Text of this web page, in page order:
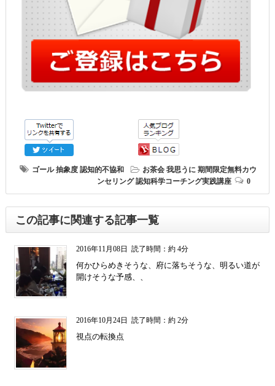
ゴール 抽象度 認知的不協和 お茶会 我思うに 期間限定無料カウ
ンセリング 認知科学コーチング実践講座 0
この記事に関連する記事一覧
2016年11月08日 読了時間：約 4分
何かひらめきそうな、府に落ちそうな、明るい道が
開けそうな予感、、
2016年10月24日 読了時間：約 2分
視点の転換点